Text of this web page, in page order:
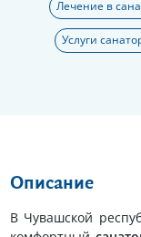
Лечение в
Услуги
Описание
В Чувашской